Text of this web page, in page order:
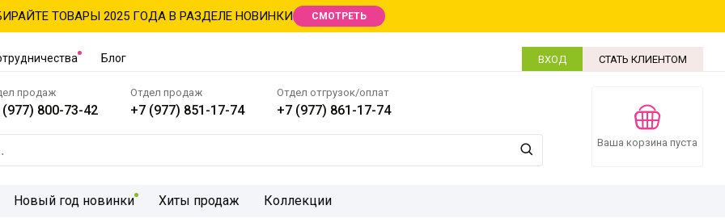
ТОВАРЫ 2025 ГОДА В РАЗДЕЛЕ НОВИНКИ СМОТРЕТЬ
Блог ВХОД СТАТЬ КЛИЕНТОМ
продаж
800-73-42
Отдел продаж
+7 (977) 851-17-74
Отдел отгрузок/оплат
+7 (977) 861-17-74
Ваша корзина пуста
Новый год новинки Хиты продаж Коллекции